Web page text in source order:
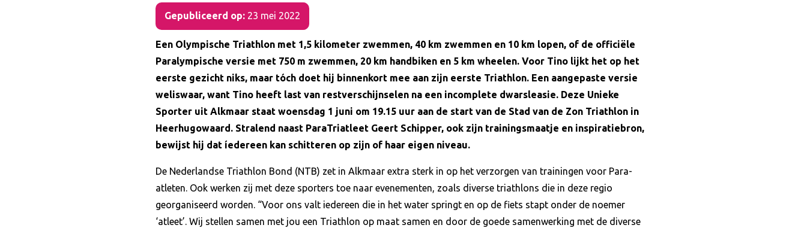
Gepubliceerd op: 23 mei 2022
Een Olympische Triathlon met 1,5 kilometer zwemmen, 40 km zwemmen en 10 km lopen, of de officiële
Paralympische versie met 750 m zwemmen, 20 km handbiken en 5 km wheelen. Voor Tino lijkt het op het
eerste gezicht niks, maar tóch doet hij binnenkort mee aan zijn eerste Triathlon. Een aangepaste versie
weliswaar, want Tino heeft last van restverschijnselen na een incomplete dwarsleasie. Deze Unieke
Sporter uit Alkmaar staat woensdag 1 juni om 19.15 uur aan de start van de Stad van de Zon Triathlon in
Heerhugowaard. Stralend naast ParaTriatleet Geert Schipper, ook zijn trainingsmaatje en inspiratiebron,
bewijst hij dat íedereen kan schitteren op zijn of haar eigen niveau.
De Nederlandse Triathlon Bond (NTB) zet in Alkmaar extra sterk in op het verzorgen van trainingen voor Para-
atleten. Ook werken zij met deze sporters toe naar evenementen, zoals diverse triathlons die in deze regio
georganiseerd worden. “Voor ons valt iedereen die in het water springt en op de fiets stapt onder de noemer
‘atleet’. Wij stellen samen met jou een Triathlon op maat samen en door de goede samenwerking met de diverse